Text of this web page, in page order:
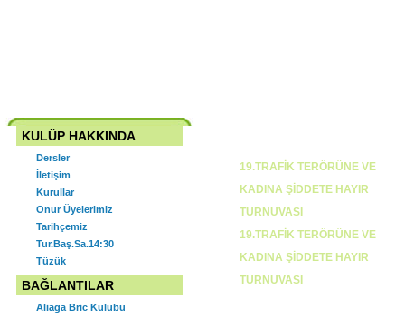
19.TRAFİK TERÖRÜNE VE
KADINA ŞİDDETE HAYIR
TURNUVASI
19.TRAFİK TERÖRÜNE VE
KADINA ŞİDDETE HAYIR
TURNUVASI
KULÜP HAKKINDA
Dersler
İletişim
Kurullar
Onur Üyelerimiz
Tarihçemiz
Tur.Baş.Sa.14:30
Tüzük
BAĞLANTILAR
Aliaga Bric Kulubu